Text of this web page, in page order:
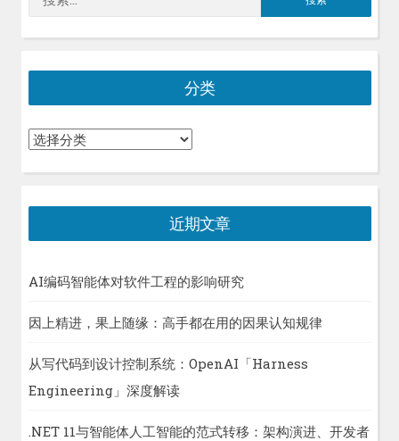
索：
分类
分
近期文章
AI编码智能体对软件工程的影响研究
因上精进，果上随缘：高手都在用的因果认知规律
从写代码到设计控制系统：OpenAI「Harness
Engineering」深度解读
.NET 11与智能体人工智能的范式转移：架构演进、开发者